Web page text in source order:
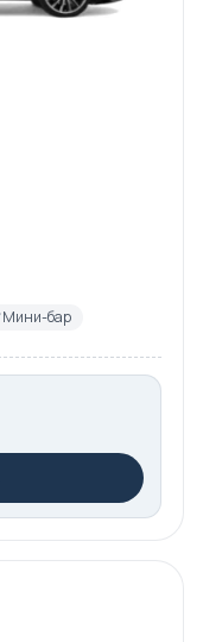
Мини-бар